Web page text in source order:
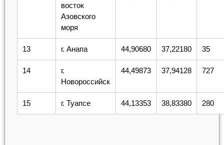
восток
Азовского
моря
13 г. Анапа 44,90680 37,22180 35
14
г.
Новороссийск
44,49873 37,94128 727
15 г. Туапсе 44,13353 38,83380 280